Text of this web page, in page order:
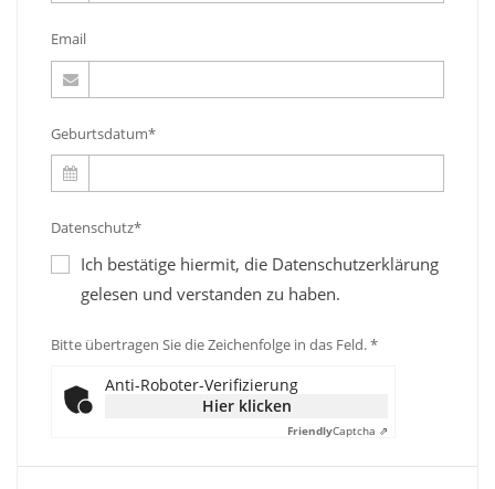
Email
Geburtsdatum*
Datenschutz*
Ich bestätige hiermit, die Datenschutzerklärung
gelesen und verstanden zu haben.
Bitte übertragen Sie die Zeichenfolge in das Feld. *
Anti-Roboter-Verifizierung
Hier klicken
FriendlyCaptcha ⇗